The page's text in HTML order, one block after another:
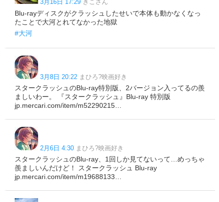
3月16日 17:29 きこさん
Blu-rayディスクがクラッシュしたせいで本体も動かなくなっ
たことで大河とれてなかった地獄
#大河
3月8日 20:22 まひろ?映画好き
スタークラッシュのBlu-ray特別版、2バージョン入ってるの羨
ましいわー。 『スタークラッシュ』Blu-ray 特別版
jp.mercari.com/item/m52290215…
2月6日 4:30 まひろ?映画好き
スタークラッシュのBlu-ray、1回しか見てないって…めっちゃ
羨ましいんだけど！ スタークラッシュ Blu-ray
jp.mercari.com/item/m19688133…